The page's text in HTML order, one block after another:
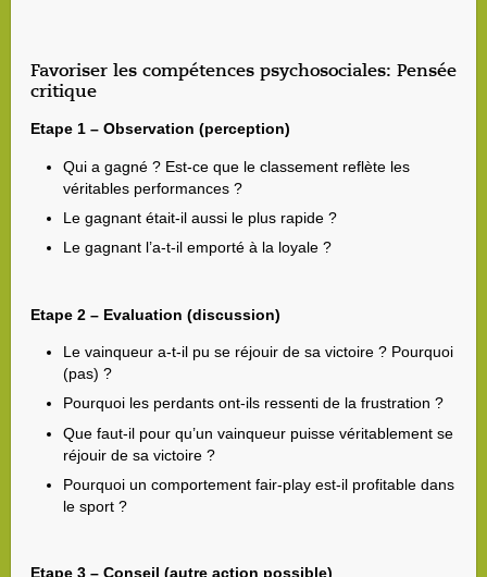
Favoriser les compétences psychosociales: Pensée
critique
Etape 1 – Observation (perception)
Qui a gagné ? Est-ce que le classement reflète les
véritables performances ?
Le gagnant était-il aussi le plus rapide ?
Le gagnant l’a-t-il emporté à la loyale ?
Etape 2 – Evaluation (discussion)
Le vainqueur a-t-il pu se réjouir de sa victoire ? Pourquoi
(pas) ?
Pourquoi les perdants ont-ils ressenti de la frustration ?
Que faut-il pour qu’un vainqueur puisse véritablement se
réjouir de sa victoire ?
Pourquoi un comportement fair-play est-il profitable dans
le sport ?
Etape 3 – Conseil (autre action possible)